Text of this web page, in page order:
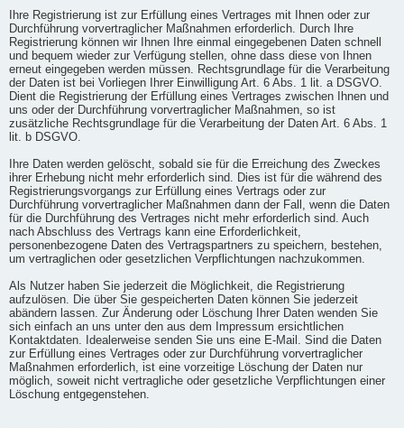
Ihre Registrierung ist zur Erfüllung eines Vertrages mit Ihnen oder zur
Durchführung vorvertraglicher Maßnahmen erforderlich. Durch Ihre
Registrierung können wir Ihnen Ihre einmal eingegebenen Daten schnell
und bequem wieder zur Verfügung stellen, ohne dass diese von Ihnen
erneut eingegeben werden müssen. Rechtsgrundlage für die Verarbeitung
der Daten ist bei Vorliegen Ihrer Einwilligung Art. 6 Abs. 1 lit. a DSGVO.
Dient die Registrierung der Erfüllung eines Vertrages zwischen Ihnen und
uns oder der Durchführung vorvertraglicher Maßnahmen, so ist
zusätzliche Rechtsgrundlage für die Verarbeitung der Daten Art. 6 Abs. 1
lit. b DSGVO.
Ihre Daten werden gelöscht, sobald sie für die Erreichung des Zweckes
ihrer Erhebung nicht mehr erforderlich sind. Dies ist für die während des
Registrierungsvorgangs zur Erfüllung eines Vertrags oder zur
Durchführung vorvertraglicher Maßnahmen dann der Fall, wenn die Daten
für die Durchführung des Vertrages nicht mehr erforderlich sind. Auch
nach Abschluss des Vertrags kann eine Erforderlichkeit,
personenbezogene Daten des Vertragspartners zu speichern, bestehen,
um vertraglichen oder gesetzlichen Verpflichtungen nachzukommen.
Als Nutzer haben Sie jederzeit die Möglichkeit, die Registrierung
aufzulösen. Die über Sie gespeicherten Daten können Sie jederzeit
abändern lassen. Zur Änderung oder Löschung Ihrer Daten wenden Sie
sich einfach an uns unter den aus dem Impressum ersichtlichen
Kontaktdaten. Idealerweise senden Sie uns eine E-Mail. Sind die Daten
zur Erfüllung eines Vertrages oder zur Durchführung vorvertraglicher
Maßnahmen erforderlich, ist eine vorzeitige Löschung der Daten nur
möglich, soweit nicht vertragliche oder gesetzliche Verpflichtungen einer
Löschung entgegenstehen.